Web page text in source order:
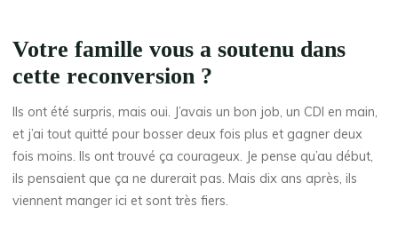
Votre famille vous a soutenu dans
cette reconversion ?
Ils ont été surpris, mais oui. J’avais un bon job, un CDI en main,
et j’ai tout quitté pour bosser deux fois plus et gagner deux
fois moins. Ils ont trouvé ça courageux. Je pense qu’au début,
ils pensaient que ça ne durerait pas. Mais dix ans après, ils
viennent manger ici et sont très fiers.